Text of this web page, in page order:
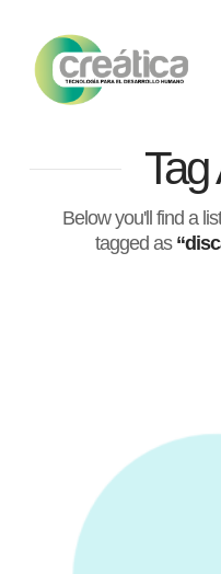
Tag
Below you'll find a
tagged as